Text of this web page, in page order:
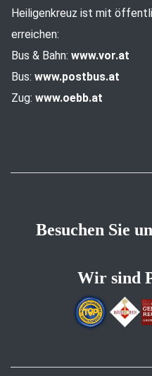
Heiligenkreuz ist mit
erreichen:
Bus & Bahn: www.vor.at
Bus: www.postbus.at
Zug: www.oebb.at
Besuchen Sie
Wir sind